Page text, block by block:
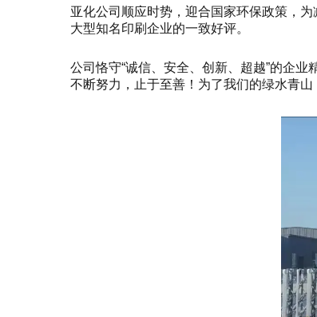
亚化公司顺应时势，迎合国家环保政策，
大型知名印刷企业的一致好评。
公司恪守“诚信、安全、创新、超越”的企
不断努力，止于至善！为了我们的绿水青山